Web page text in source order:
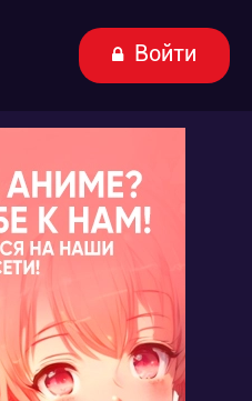
Войти